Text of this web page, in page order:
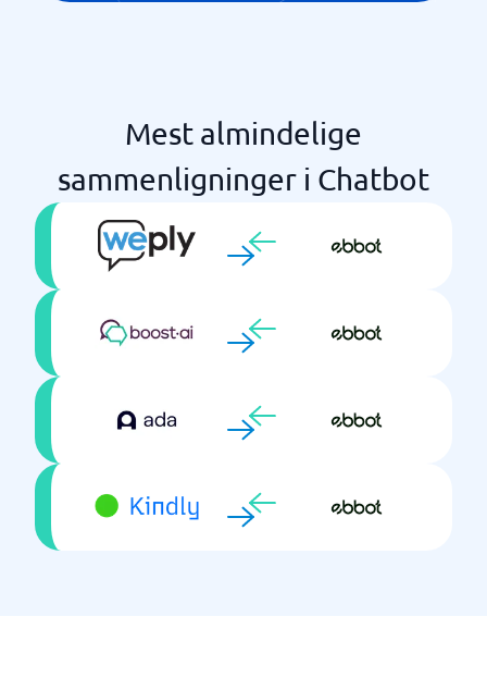
Mest almindelige
sammenligninger i Chatbot